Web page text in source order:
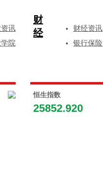
讯
院
财
经
财经资讯
银行保险
恒生指数
25852.920